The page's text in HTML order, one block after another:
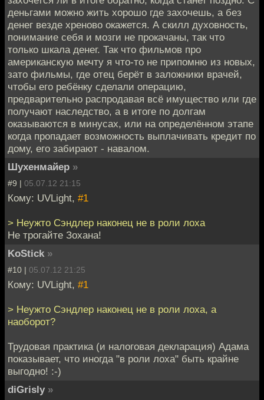
деньгами можно жить хорошо где захочешь, а без
денег везде хреново окажется. А скилл духовность,
понимание себя и мозги не прокачаны, так что
только шкала денег. Так что фильмов про
американскую мечту я что-то не припомню из новых,
зато фильмы, где отец берёт в заложники врачей,
чтобы его ребёнку сделали операцию,
предварительно распродавая всё имущество или где
получают наследство, а в итоге по долгам
оказываются в минусах, или на определённом этапе
когда пропадает возможность выплачивать кредит по
дому, его забирают - навалом.
Шухенмайер »
#9 | 05.07.12 21:15
Кому: UVLight, #1
> Неужто Сэндлер наконец не в роли лоха
Не трогайте Зохана!
KoStick »
#10 | 05.07.12 21:25
Кому: UVLight, #1
> Неужто Сэндлер наконец не в роли лоха, а
наоборот?
Трудовая практика (и налоговая декларация) Адама
показывает, что иногда "в роли лоха" быть крайне
выгодно! :-)
diGrisly »